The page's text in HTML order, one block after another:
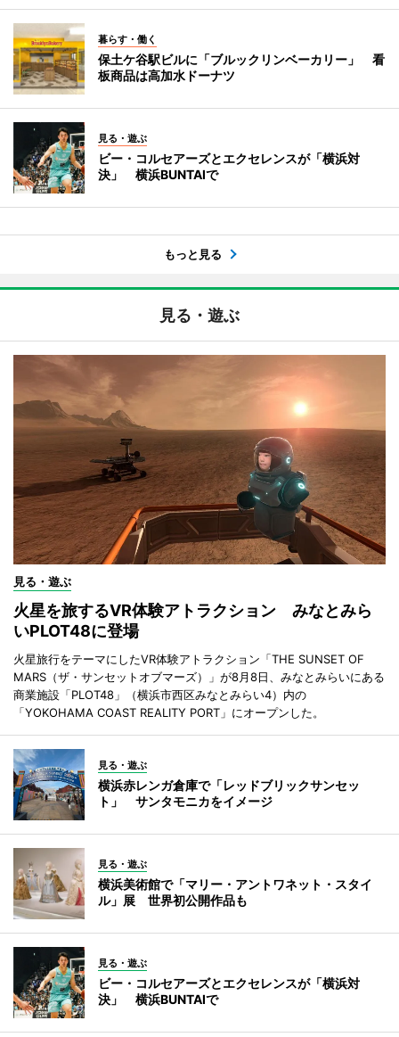
暮らす・働く
保土ケ谷駅ビルに「ブルックリンベーカリー」 看
板商品は高加水ドーナツ
見る・遊ぶ
ビー・コルセアーズとエクセレンスが「横浜対
決」 横浜BUNTAIで
もっと見る
見る・遊ぶ
見る・遊ぶ
火星を旅するVR体験アトラクション みなとみら
いPLOT48に登場
火星旅行をテーマにしたVR体験アトラクション「THE SUNSET OF
MARS（ザ・サンセットオブマーズ）」が8月8日、みなとみらいにある
商業施設「PLOT48」（横浜市西区みなとみらい4）内の
「YOKOHAMA COAST REALITY PORT」にオープンした。
見る・遊ぶ
横浜赤レンガ倉庫で「レッドブリックサンセッ
ト」 サンタモニカをイメージ
見る・遊ぶ
横浜美術館で「マリー・アントワネット・スタイ
ル」展 世界初公開作品も
見る・遊ぶ
ビー・コルセアーズとエクセレンスが「横浜対
決」 横浜BUNTAIで